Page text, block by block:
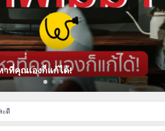
หญ่ เลือกเครื่องซักผ้าอย่างไร ให้ซักได้
ะดี